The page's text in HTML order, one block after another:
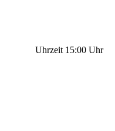
Uhrzeit 15:00 Uhr